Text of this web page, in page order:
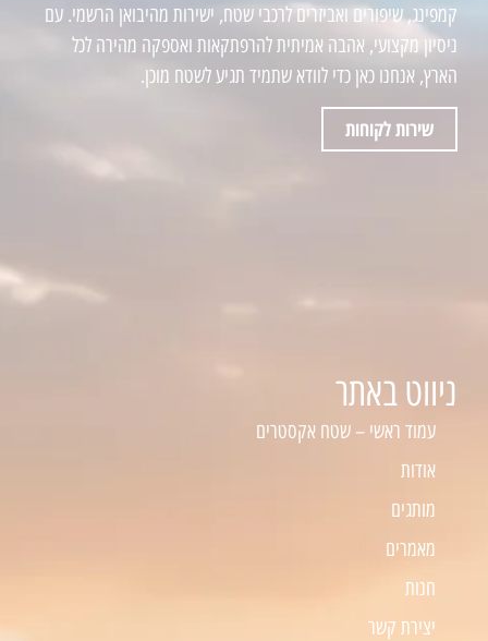
קמפינג, שיפורים ואביזרים לרכבי שטח, ישירות מהיבואן הרשמי. עם
ניסיון מקצועי, אהבה אמיתית להרפתקאות ואספקה מהירה לכל
הארץ, אנחנו כאן כדי לוודא שתמיד תגיע לשטח מוכן.
שירות לקוחות
ניווט באתר
עמוד ראשי – שטח אקסטרים
אודות
מותגים
מאמרים
חנות
יצירת קשר